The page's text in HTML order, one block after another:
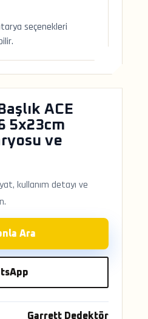
seçenekleri
ACE
5x23cm
ve
kullanım detayı ve
Ara
Garrett Dedektör